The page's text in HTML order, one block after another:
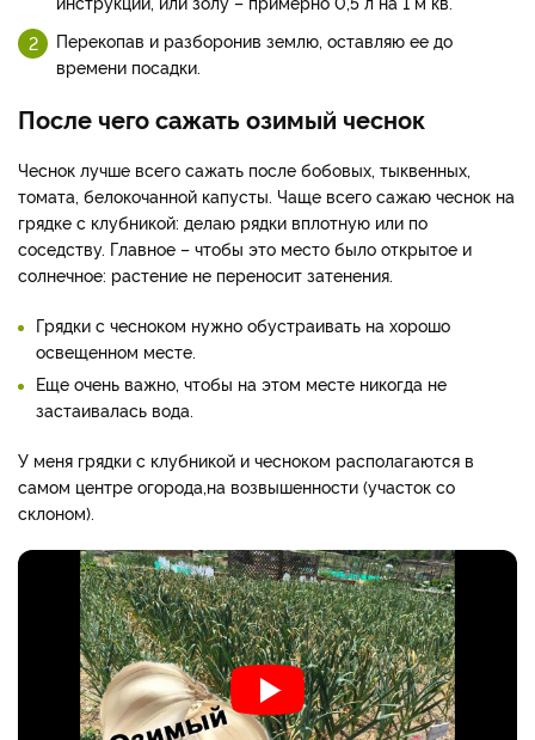
Перекопав и разборонив землю, оставляю ее до
времени посадки.
После чего сажать озимый чеснок
Чеснок лучше всего сажать после бобовых, тыквенных,
томата, белокочанной капусты. Чаще всего сажаю чеснок на
грядке с клубникой: делаю рядки вплотную или по
соседству. Главное – чтобы это место было открытое и
солнечное: растение не переносит затенения.
Грядки с чесноком нужно обустраивать на хорошо
освещенном месте.
Еще очень важно, чтобы на этом месте никогда не
застаивалась вода.
У меня грядки с клубникой и чесноком располагаются в
самом центре огорода,на возвышенности (участок со
склоном).